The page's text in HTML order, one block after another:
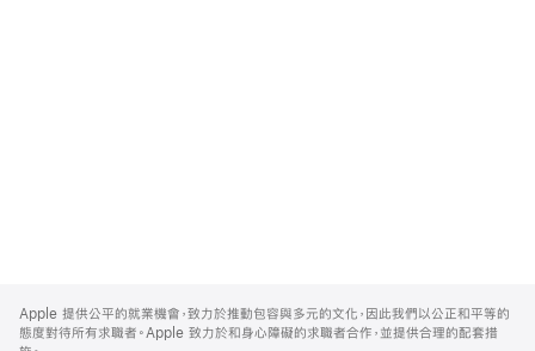
Footer
Apple 提供公平的就業機會，致力於推動包容與多元的文化，因此我們以公正和平等的
態度對待所有求職者。Apple 致力於和身心障礙的求職者合作，並提供合理的配套措